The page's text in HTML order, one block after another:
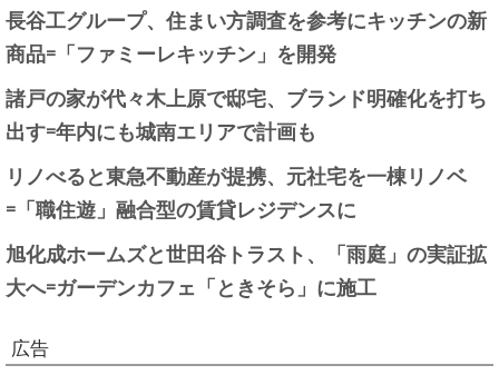
長谷工グループ、住まい方調査を参考にキッチンの新
商品=「ファミーレキッチン」を開発
諸戸の家が代々木上原で邸宅、ブランド明確化を打ち
出す=年内にも城南エリアで計画も
リノべると東急不動産が提携、元社宅を一棟リノベ
=「職住遊」融合型の賃貸レジデンスに
旭化成ホームズと世田谷トラスト、「雨庭」の実証拡
大へ=ガーデンカフェ「ときそら」に施工
広告